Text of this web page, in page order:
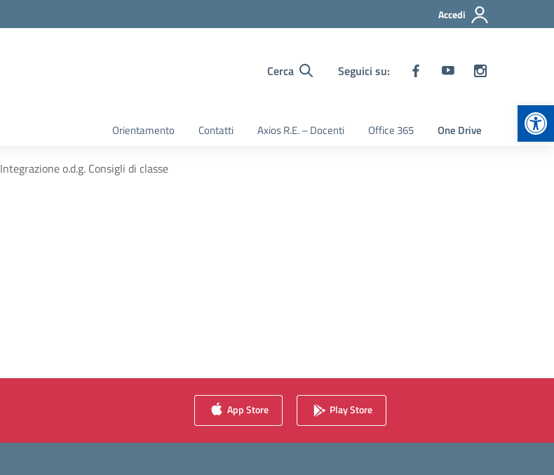
Accedi
Cerca Seguici su:
Orientamento Contatti Axios R.E. – Docenti Office 365 One Drive
Integrazione o.d.g. Consigli di classe
App Store Play Store